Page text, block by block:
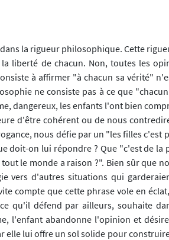
la rigueur philosophique. Cette
liberté de chacun. Non, toutes les
à affirmer "à chacun sa vérité"
ne consiste pas à ce que
dangereux, les enfants l'ont bien
d'être cohérent ou de nous
nous défie par un "les filles c'est
doit-on lui répondre ? Que "c'est de la
le monde a raison ?". Bien sûr que
vers d'autres situations qui
compte que cette phrase vole en
qu'il défend par ailleurs, souhaite
l'enfant abandonne l'opinion et
lui offre un sol solide pour